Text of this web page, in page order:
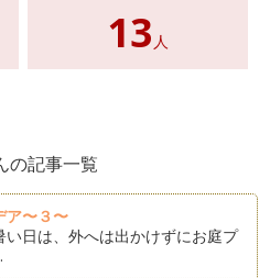
13 人
の記事一覧
ア〜３〜
日は、外へは出かけずにお庭プ